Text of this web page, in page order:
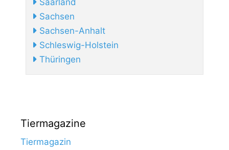
Saarland
Sachsen
Sachsen-Anhalt
Schleswig-Holstein
Thüringen
Tiermagazine
Tiermagazin